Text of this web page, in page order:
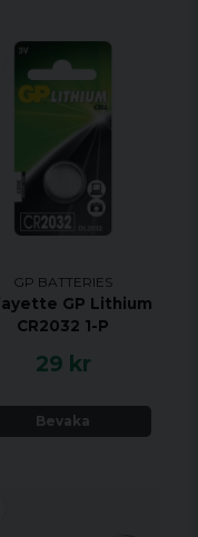
GP BATTERIES
GP Lithium
CR2032 1-P
29 kr
Bevaka